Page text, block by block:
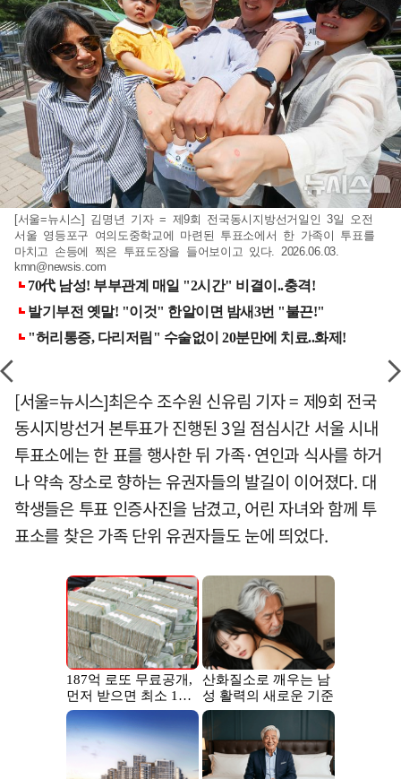
[서울=뉴시스] 김명년 기자 = 제9회 전국동시지방선거일인 3일 오전
서울 영등포구 여의도중학교에 마련된 투표소에서 한 가족이 투표를
마치고 손등에 찍은 투표도장을 들어보이고 있다. 2026.06.03.
kmn@newsis.com
[서울=뉴시스]최은수 조수원 신유림 기자 = 제9회 전국
동시지방선거 본투표가 진행된 3일 점심시간 서울 시내
투표소에는 한 표를 행사한 뒤 가족·연인과 식사를 하거
나 약속 장소로 향하는 유권자들의 발길이 이어졌다. 대
학생들은 투표 인증사진을 남겼고, 어린 자녀와 함께 투
표소를 찾은 가족 단위 유권자들도 눈에 띄었다.